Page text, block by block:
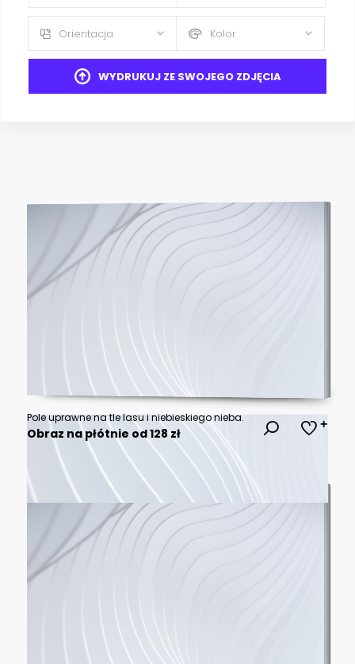
Orientacja Kolor
WYDRUKUJ ZE SWOJEGO ZDJĘCIA
Pole uprawne na tle lasu i niebieskiego nieba.
Obraz na płótnie od 128 zł